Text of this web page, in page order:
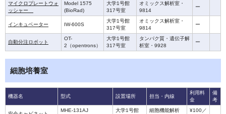
マイクロプレートウォ
ッシャー
Model 1575
(BioRad)
大学1号館
317号室
オミックス解析室・
9814
ー
インキュベーター IW-600S
大学1号館
317号室
オミックス解析室・
9814
ー
自動分注ロボット
OT-
2（opentrons）
大学1号館
317号室
タンパク質・遺伝子解
析室・9928
ー
細胞培養室
機器名 型式 設置場所 担当・内線
利用料
金
備
考
MHE-131AJ
大学1号館
細胞機能解析
¥100／